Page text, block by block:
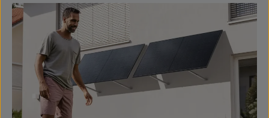
Kategoriegalerie überspringen